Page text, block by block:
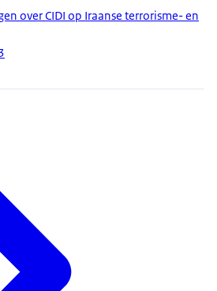
over CIDI op Iraanse terrorisme- en